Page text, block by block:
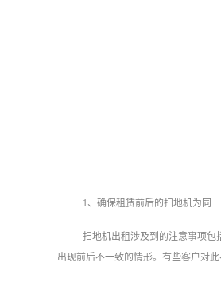
1、确保租赁前后的扫地机为同
扫地机出租涉及到的注意事项包
出现前后不一致的情形。有些客户对